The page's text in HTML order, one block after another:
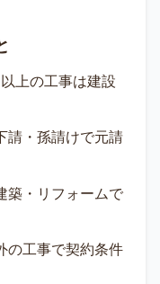
以上の工事は建設
請・孫請けで元請
築・リフォームで
の工事で契約条件